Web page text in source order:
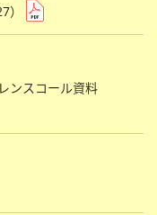
ンスコール資料